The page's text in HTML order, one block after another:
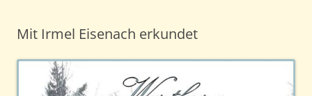
Mit Irmel Eisenach erkundet